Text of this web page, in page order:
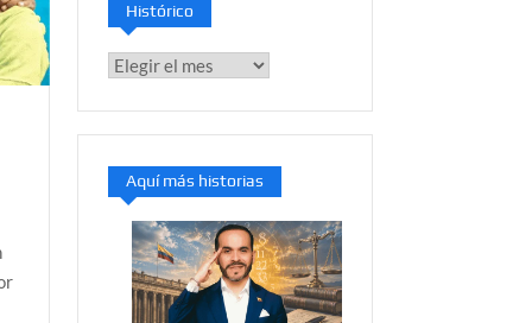
Histórico
Aquí más historias